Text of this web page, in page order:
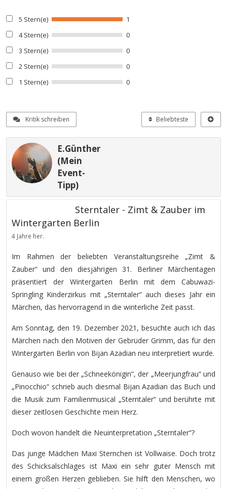
5 Stern(e)
1
4 Stern(e)
0
3 Stern(e)
0
2 Stern(e)
0
1 Stern(e)
0
Kritik schreiben Beliebteste
E.Günther
(Mein
Event-
Tipp)
Sterntaler - Zimt & Zauber im
Wintergarten Berlin
4 Jahre her.
Im Rahmen der beliebten Veranstaltungsreihe „Zimt &
Zauber“ und den diesjährigen 31. Berliner Märchentagen
präsentiert der Wintergarten Berlin mit dem Cabuwazi-
Springling Kinderzirkus mit „Sterntaler“ auch dieses Jahr ein
Märchen, das hervorragend in die winterliche Zeit passt.
Am Sonntag, den 19. Dezember 2021, besuchte auch ich das
Märchen nach den Motiven der Gebrüder Grimm, das für den
Wintergarten Berlin von Bijan Azadian neu interpretiert wurde.
Genauso wie bei der „Schneekönigin“, der „Meerjungfrau“ und
„Pinocchio“ schrieb auch diesmal Bijan Azadian das Buch und
die Musik zum Familienmusical „Sterntaler“ und berührte mit
dieser zeitlosen Geschichte mein Herz.
Doch wovon handelt die Neuinterpretation „Sterntaler“?
Das junge Mädchen Maxi Sternchen ist Vollwaise. Doch trotz
des Schicksalschlages ist Maxi ein sehr guter Mensch mit
einem großen Herzen geblieben. Sie hilft den Menschen, wo